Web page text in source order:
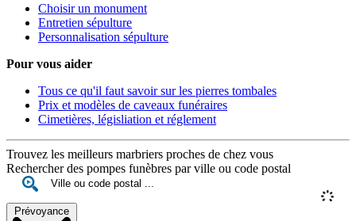
Choisir un monument
Entretien sépulture
Personnalisation sépulture
Pour vous aider
Tous ce qu'il faut savoir sur les pierres tombales
Prix et modèles de caveaux funéraires
Cimetières, législiation et réglement
Trouvez les meilleurs marbriers proches de chez vous
Rechercher des pompes funèbres par ville ou code postal
Prévoyance